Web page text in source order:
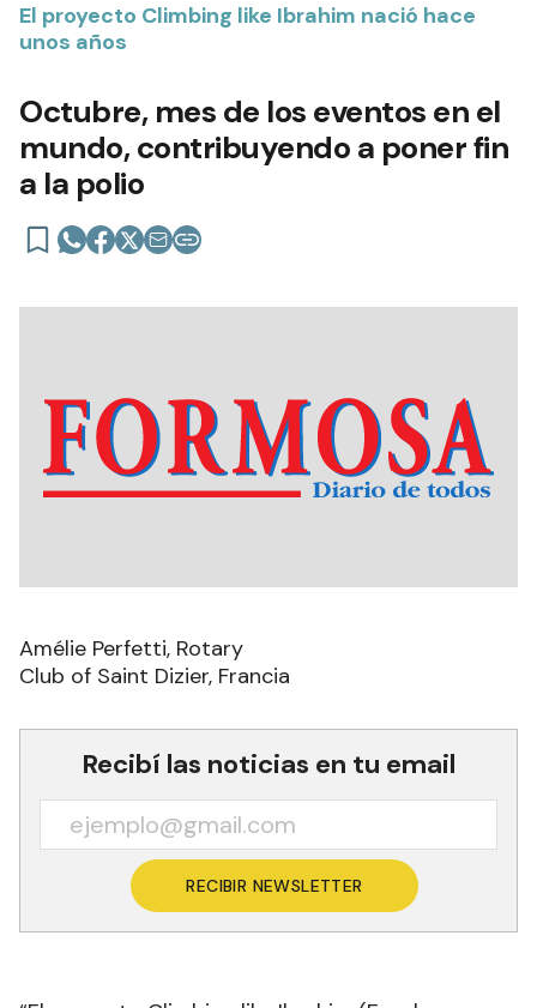
El proyecto Climbing like Ibrahim nació hace
unos años
Octubre, mes de los eventos en el
mundo, contribuyendo a poner fin
a la polio
Amélie Perfetti, Rotary
Club of Saint Dizier, Francia
Recibí las noticias en tu email
RECIBIR NEWSLETTER